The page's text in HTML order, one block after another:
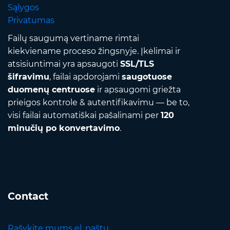
Sąlygos
Privatumas
Failų saugumą vertiname rimtai
kiekviename proceso žingsnyje. Įkėlimai ir
atsisiuntimai yra apsaugoti SSL/TLS
šifravimu, failai apdorojami saugotuose
duomenų centruose ir apsaugomi griežta
prieigos kontrole & autentifikavimu — be to,
visi failai automatiškai pašalinami per 120
minučių po konvertavimo.
Contact